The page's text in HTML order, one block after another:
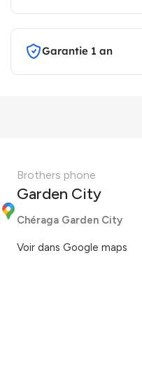
Garantie 1 an
Brothers phone
Garden City
Chéraga Garden City
Voir dans Google maps